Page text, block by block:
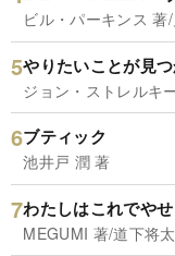
ビル・パーキンス 著
やりたいことが見
ジョン・ストレルキ
ブティック
池井戸 潤 著
わたしはこれでや
MEGUMI 著/道下将